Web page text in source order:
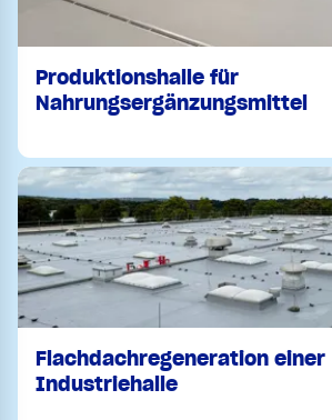
Produktionshalle für
Nahrungsergänzungsmittel
Flachdachregeneration einer
Industriehalle